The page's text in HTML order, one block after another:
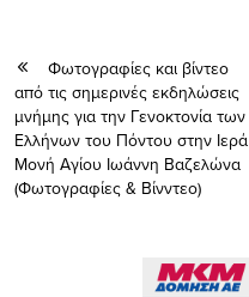
Φωτογραφίες και βίντεο
από τις σημερινές εκδηλώσεις
μνήμης για την Γενοκτονία των
Ελλήνων του Πόντου στην Ιερά
Μονή Αγίου Ιωάννη Βαζελώνα
(Φωτογραφίες & Βίνντεο)